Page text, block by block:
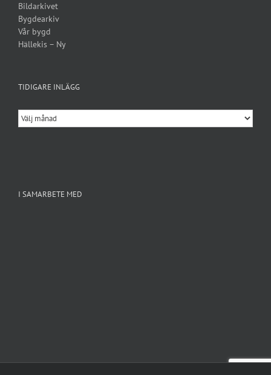
Bildarkivet
Bygdearkiv
Vår bygd
Hällekis – Ny
TIDIGARE INLÄGG
Tidigare
inlägg
I SAMARBETE MED